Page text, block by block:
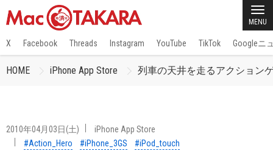
MENU
X Facebook Threads Instagram YouTube TikTok Googleニ
HOME iPhone App Store 列車の天井を走るアクション
2010年04月03日(土)
iPhone App Store
#Action_Hero
#iPhone_3GS #iPod_touch